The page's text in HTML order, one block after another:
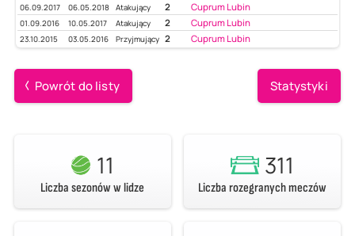
06.09.2017 06.05.2018 Atakujący 2 Cuprum Lubin
01.09.2016 10.05.2017 Atakujący 2 Cuprum Lubin
23.10.2015 03.05.2016 Przyjmujący 2 Cuprum Lubin
Powrót do listy Statystyki
11
Liczba sezonów w lidze
311
Liczba rozegranych meczów